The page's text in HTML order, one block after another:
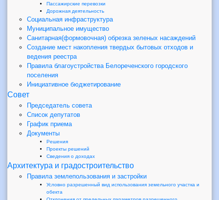
Пассажирские перевозки
Дорожная деятельность
Социальная инфраструктура
Муниципальное имущество
Санитарная(формовочная) обрезка зеленых насаждений
Создание мест накопления твердых бытовых отходов и
ведения реестра
Правила благоустройства Белореченского городского
поселения
Инициативное бюджетирование
Совет
Председатель совета
Список депутатов
График приема
Документы
Решения
Проекты решений
Сведения о доходах
Архитектура и градостроительство
Правила землепользования и застройки
Условно разрешенный вид использования земельного участка и
обекта